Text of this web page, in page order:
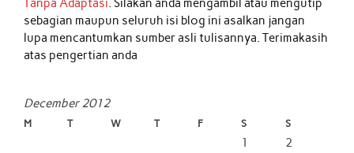
Tanpa Adaptasi. Silakan anda mengambil atau mengutip
sebagian maupun seluruh isi blog ini asalkan jangan
lupa mencantumkan sumber asli tulisannya. Terimakasih
atas pengertian anda
December 2012
M T W T F S S
1
2